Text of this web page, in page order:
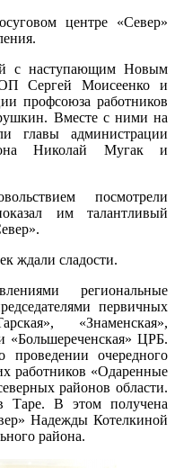
центре «Север»
с наступающим Новым
Сергей Моисеенко и
профсоюза работников
Вместе с ними на
главы администрации
Николай Мугак и
посмотрели
им талантливый
ждали сладости.
региональные
первичных
«Знаменская»,
«Большереченская» ЦРБ.
очередного
работников «Одаренные
районов области.
Таре. В этом получена
Надежды Котелкиной
района.